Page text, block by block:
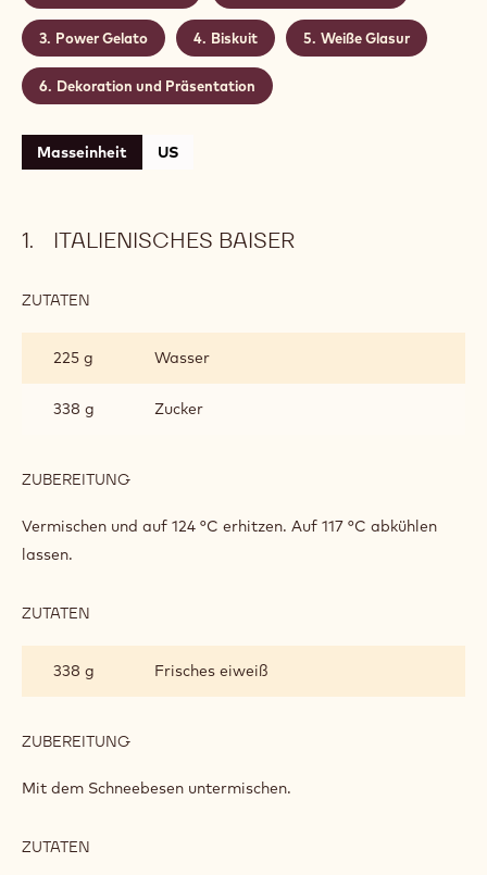
Power Gelato Biskuit Weiße Glasur
Dekoration und Präsentation
Masseinheit US
ITALIENISCHES BAISER
ZUTATEN
225 g
Wasser
338 g Zucker
ZUBEREITUNG
BAISER
Vermischen und auf 124 °C erhitzen. Auf 117 °C abkühlen
lassen.
ZUTATEN
338 g
Frisches eiweiß
ZUBEREITUNG
BAISER
Mit dem Schneebesen untermischen.
ZUTATEN